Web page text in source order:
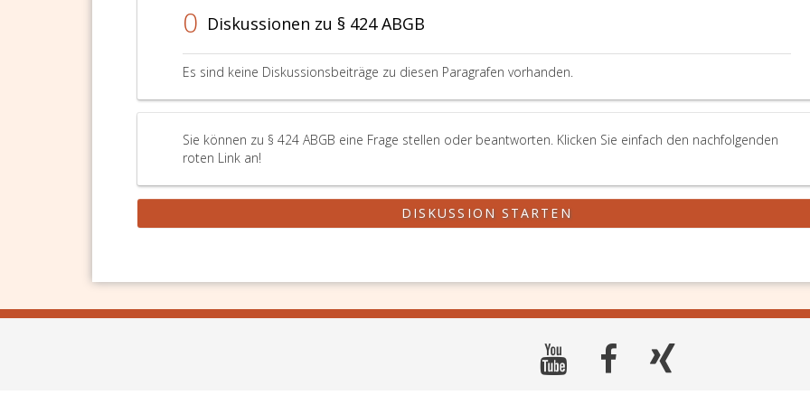
0 Diskussionen zu § 424 ABGB
Es sind keine Diskussionsbeiträge zu diesen Paragrafen vorhanden.
Sie können zu § 424 ABGB eine Frage stellen oder beantworten. Klicken Sie einfach den nachfolgenden
roten Link an!
DISKUSSION STARTEN